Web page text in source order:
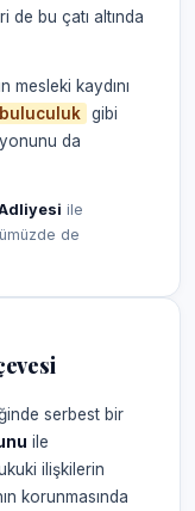
de bu çatı altında
mesleki kaydını
gibi
da
ile
de
serbest bir
ile
ilişkilerin
korunmasında